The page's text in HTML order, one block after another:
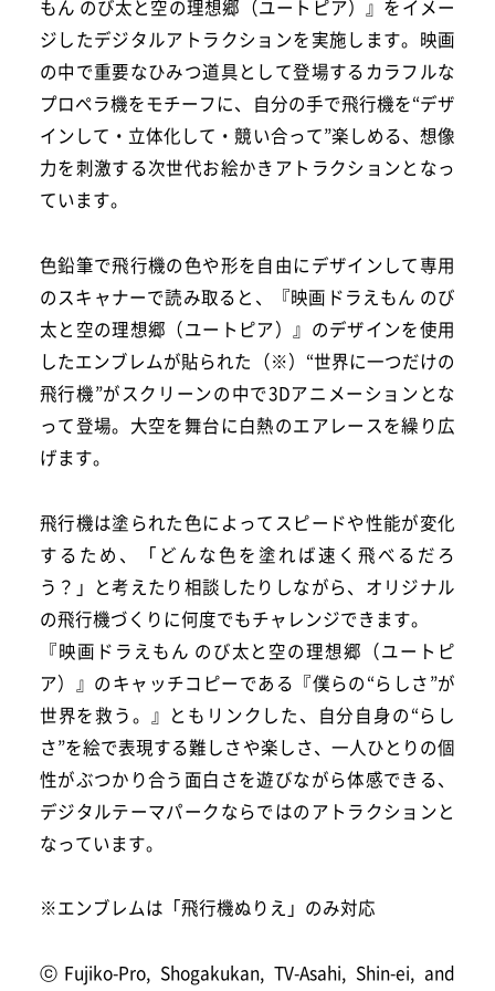
もん のび太と空の理想郷（ユートピア）』をイメー
ジしたデジタルアトラクションを実施します。映画
の中で重要なひみつ道具として登場するカラフルな
プロペラ機をモチーフに、自分の手で飛行機を“デザ
インして・立体化して・競い合って”楽しめる、想像
力を刺激する次世代お絵かきアトラクションとなっ
ています。
色鉛筆で飛行機の色や形を自由にデザインして専用
のスキャナーで読み取ると、『映画ドラえもん のび
太と空の理想郷（ユートピア）』のデザインを使用
したエンブレムが貼られた（※）“世界に一つだけの
飛行機”がスクリーンの中で3Dアニメーションとな
って登場。大空を舞台に白熱のエアレースを繰り広
げます。
飛行機は塗られた色によってスピードや性能が変化
するため、「どんな色を塗れば速く飛べるだろ
う？」と考えたり相談したりしながら、オリジナル
の飛行機づくりに何度でもチャレンジできます。
『映画ドラえもん のび太と空の理想郷（ユートピ
ア）』のキャッチコピーである『僕らの“らしさ”が
世界を救う。』ともリンクした、自分自身の“らし
さ”を絵で表現する難しさや楽しさ、一人ひとりの個
性がぶつかり合う面白さを遊びながら体感できる、
デジタルテーマパークならではのアトラクションと
なっています。
※エンブレムは「飛行機ぬりえ」のみ対応
ⓒFujiko-Pro, Shogakukan, TV-Asahi, Shin-ei, and